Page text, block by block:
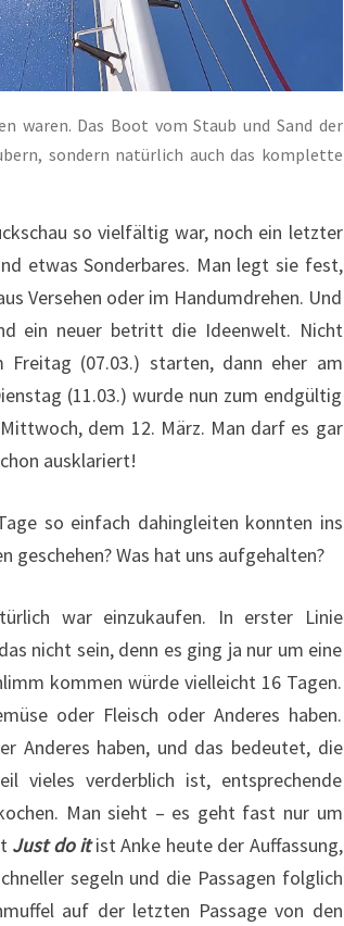
waren. Das Boot vom Staub und Sand der
sondern natürlich auch das komplette
so vielfältig war, noch ein letzter
etwas Sonderbares. Man legt sie fest,
Versehen oder im Handumdrehen. Und
ein neuer betritt die Ideenwelt. Nicht
(07.03.) starten, dann eher am
(11.03.) wurde nun zum endgültig
dem 12. März. Man darf es gar
ausklariert!
so einfach dahingleiten konnten ins
geschehen? Was hat uns aufgehalten?
war einzukaufen. In erster Linie
nicht sein, denn es ging ja nur um eine
kommen würde vielleicht 16 Tagen.
oder Fleisch oder Anderes haben.
Anderes haben, und das bedeutet, die
vieles verderblich ist, entsprechende
Man sieht – es geht fast nur um
Just do itist Anke heute der Auffassung,
segeln und die Passagen folglich
auf der letzten Passage von den